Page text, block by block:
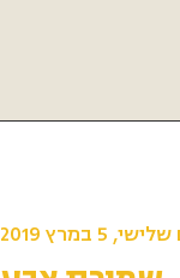
5 במרץ 2019